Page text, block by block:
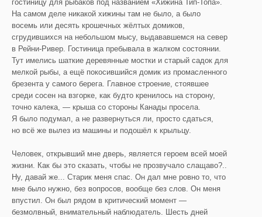
гостиницу для рыбаков под названием «Хижина Тип-Топа».
На самом деле никакой хижины там не было, а было
восемь или десять крошечных жёлтых домиков,
сгрудившихся на небольшом мысу, выдававшемся на север
в Рейни-Ривер. Гостиница пребывала в жалком состоянии.
Тут имелись шаткие деревянные мостки и старый садок для
мелкой рыбы, а ещё покосившийся домик из промасленного
брезента у самого берега. Главное строение, стоявшее
среди сосен на взгорке, как будто кренилось на сторону,
точно калека, — крыша со стороны Канады просела.
Я было подумал, а не развернуться ли, просто сдаться,
но всё же вылез из машины и подошёл к крыльцу.
Человек, открывший мне дверь, является героем всей моей
жизни. Как бы это сказать, чтобы не прозвучало слащаво?..
Ну, давай же... Старик меня спас. Он дал мне ровно то, что
мне было нужно, без вопросов, вообще без слов. Он меня
впустил. Он был рядом в критический момент —
безмолвный, внимательный наблюдатель. Шесть дней